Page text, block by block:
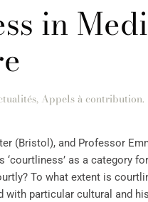
in
, Appels à contribution.
(Bristol), and Professor
as a category
To what extent is
particular cultural and